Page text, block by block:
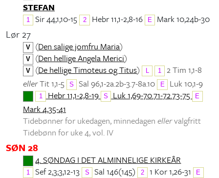
STEFAN
1 Sir 44,1,10-15 2 Hebr 11,1-2,8-16 E Mark 10,24b-30
Lør 27
V (Den salige jomfru Maria)
V (Den hellige Angela Merici)
V (De hellige Timoteus og Titus) L 1
2 Tim 1,1-8
ellerTit 1,1-5 S Sal 96,1-2a.2b-3.7-8a.10 E Luk 10,1-9
1 Hebr 11,1-2,8-19 S Luk 1,69-70.71-72.73-75 E
Mark 4,35-41
Tidebønner for ukedagen, minnedagen ellervalgfritt
Tidebønn for uke 4, vol. IV
SØN 28
4. SØNDAG I DET ALMINNELIGE KIRKEÅR
1 Sef 2,3;3,12-13 S Sal 146(145) 2 1 Kor 1,26-31 E